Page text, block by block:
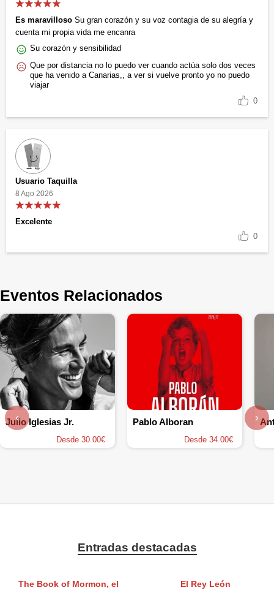
Es maravilloso Su gran corazón y su voz contagia de su alegría y
cuenta mi propia vida me encanra
Su corazón y sensibilidad
Que por distancia no lo puedo ver cuando actúa solo dos veces
que ha venido a Canarias,, a ver si vuelve pronto yo no puedo
viajar
0
Usuario Taquilla
8 Ago 2026
Excelente
0
Eventos Relacionados
Julio Iglesias Jr.
Desde 30.00€
Pablo Alboran
Desde 34.00€
‹ ›
Entradas destacadas
The Book of Mormon, el
El Rey León